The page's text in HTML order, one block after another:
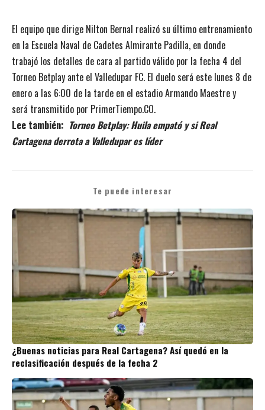
El equipo que dirige Nilton Bernal realizó su último entrenamiento
en la Escuela Naval de Cadetes Almirante Padilla, en donde
trabajó los detalles de cara al partido válido por la fecha 4 del
Torneo Betplay ante el Valledupar FC. El duelo será este lunes 8 de
enero a las 6:00 de la tarde en el estadio Armando Maestre y
será transmitido por PrimerTiempo.CO.
Lee también: Torneo Betplay: Huila empató y si Real
Cartagena derrota a Valledupar es líder
Te puede interesar
¿Buenas noticias para Real Cartagena? Así quedó en la
reclasificación después de la fecha 2